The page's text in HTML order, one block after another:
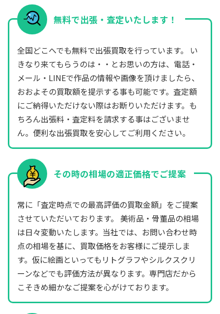
無料で出張・査定いたします！
全国どこへでも無料で出張買取を行っています。 い
きなり来てもらうのは・・とお思いの方は、電話・
メール・LINEで作品の情報や画像を頂けましたら、
おおよその買取額を提示する事も可能です。査定額
にご納得いただけない際はお断りいただけます。も
ちろん出張料・査定料を請求する事はございませ
ん。便利な出張買取を安心してご利用ください。
その時の相場の適正価格でご提案
常に「査定時点での最高評価の買取金額」をご提案
させていただいております。 美術品・骨董品の相場
は日々変動いたします。当社では、お問い合わせ時
点の相場を基に、買取価格をお客様にご提示しま
す。仮に絵画といってもリトグラフやシルクスクリ
ーンなどでも評価方法が異なります。専門店だから
こそきめ細かなご提案を心がけております。